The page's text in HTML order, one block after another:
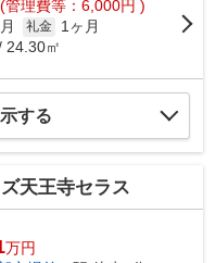
(管理費等：6,000円 )
礼金
1ヶ月
24.30㎡
する
天王寺セラス
万円